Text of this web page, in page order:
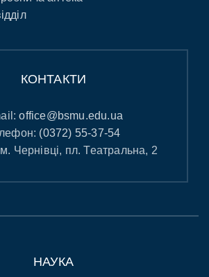
КОНТАКТИ
office@bsmu.edu.ua
(0372) 55-37-54
Чернівці, пл. Театральна, 2
НАУКА